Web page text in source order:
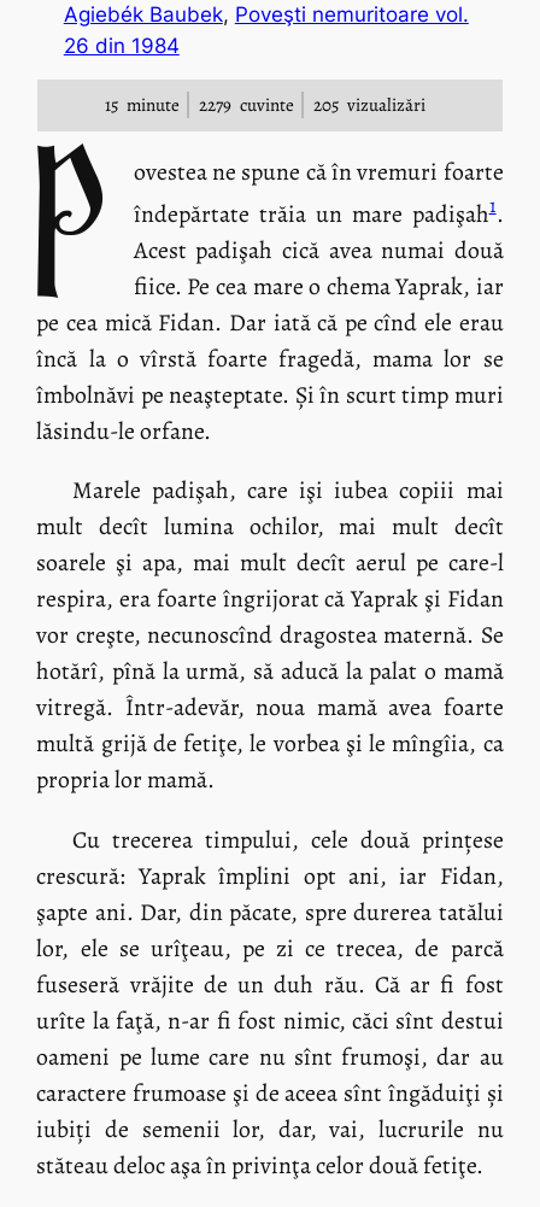
Agiebék Baubek, Poveşti nemuritoare vol.
26 din 1984
15 minute 2279 cuvinte 205 vizualizări
P
ovestea ne spune că în vremuri foarte
îndepărtate trăia un mare padişah1.
Acest padişah cică avea numai două
fiice. Pe cea mare o chema Yaprak, iar
pe cea mică Fidan. Dar iată că pe cînd ele erau
încă la o vîrstă foarte fragedă, mama lor se
îmbolnăvi pe neaşteptate. Și în scurt timp muri
lăsindu-le orfane.
Marele padişah, care işi iubea copiii mai
mult decît lumina ochilor, mai mult decît
soarele şi apa, mai mult decît aerul pe care-l
respira, era foarte îngrijorat că Yaprak şi Fidan
vor creşte, necunoscînd dragostea maternă. Se
hotărî, pînă la urmă, să aducă la palat o mamă
vitregă. Într-adevăr, noua mamă avea foarte
multă grijă de fetiţe, le vorbea şi le mîngîia, ca
propria lor mamă.
Cu trecerea timpului, cele două prințese
crescură: Yaprak împlini opt ani, iar Fidan,
şapte ani. Dar, din păcate, spre durerea tatălui
lor, ele se urîţeau, pe zi ce trecea, de parcă
fuseseră vrăjite de un duh rău. Că ar fi fost
urîte la faţă, n-ar fi fost nimic, căci sînt destui
oameni pe lume care nu sînt frumoşi, dar au
caractere frumoase şi de aceea sînt îngăduiţi și
iubiți de semenii lor, dar, vai, lucrurile nu
stăteau deloc aşa în privinţa celor două fetiţe.